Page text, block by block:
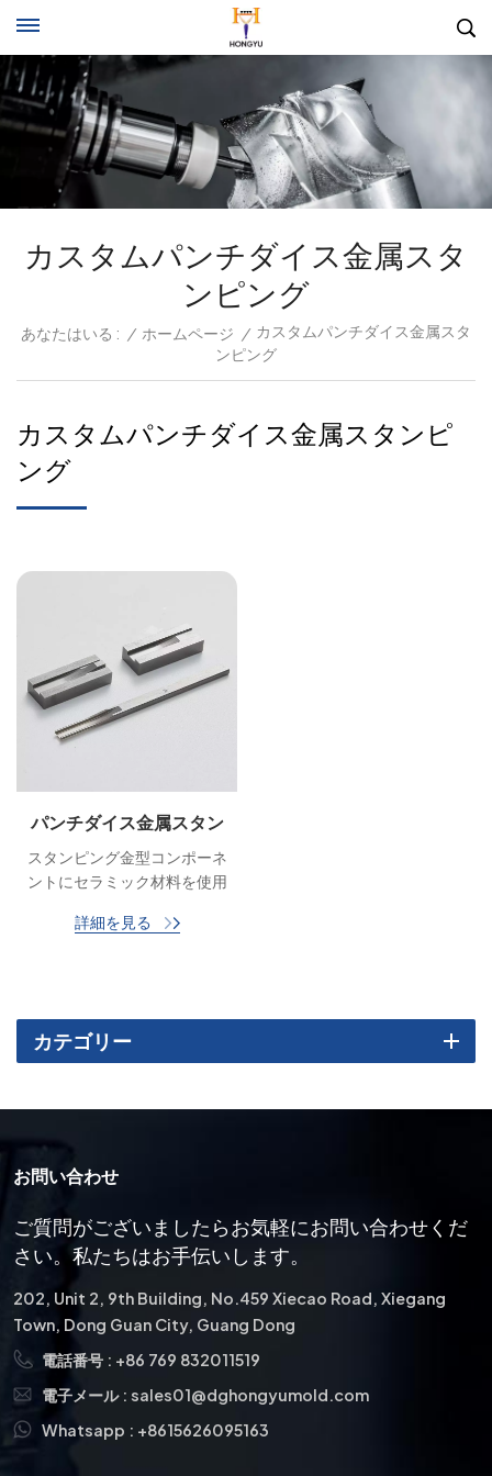
カスタムパンチダイス金属スタ
ンピング
あなたはいる : / ホームページ / カスタムパンチダイス金属スタ
ンピング
カスタムパンチダイス金属スタンピ
ング
パンチダイス金属スタン
ピングメーカーのカスタ
マイズされたツール
スタンピング金型コンポーネ
ントにセラミック材料を使用
品品質の向上、メンテナンス
性などの利点が得られます。
詳細を見る
カテゴリー
お問い合わせ
ご質問がございましたらお気軽にお問い合わせくだ
さい。私たちはお手伝いします。
202, Unit 2, 9th Building, No.459 Xiecao Road, Xiegang
Town, Dong Guan City, Guang Dong
電話番号 : +86 769 832011519
電子メール : sales01@dghongyumold.com
Whatsapp : +8615626095163